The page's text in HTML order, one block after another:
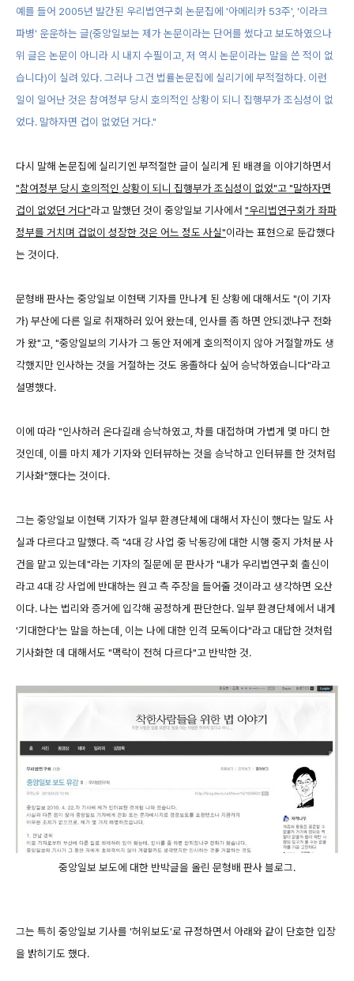
예를 들어 2005년 발간된 우리법연구회 논문집에 '아메리카 53주', '이라크
파병' 운운하는 글(중앙일보는 제가 논문이라는 단어를 썼다고 보도하였으나
위 글은 논문이 아니라 시 내지 수필이고, 저 역시 논문이라는 말을 쓴 적이 없
습니다)이 실려 있다. 그러나 그건 법률논문집에 실리기에 부적절하다. 이런
일이 일어난 것은 참여정부 당시 호의적인 상황이 되니 집행부가 조심성이 없
었다. 말하자면 겁이 없었던 거다."
다시 말해 논문집에 실리기엔 부적절한 글이 실리게 된 배경을 이야기하면서
"참여정부 당시 호의적인 상황이 되니 집행부가 조심성이 없었"고 "말하자면
겁이 없었던 거다"라고 말했던 것이 중앙일보 기사에서 "우리법연구회가 좌파
정부를 거치며 겁없이 성장한 것은 어느 정도 사실"이라는 표현으로 둔갑했다
는 것이다.
문형배 판사는 중앙일보 이현택 기자를 만나게 된 상황에 대해서도 "(이 기자
가) 부산에 다른 일로 취재하러 있어 왔는데, 인사를 좀 하면 안되겠냐구 전화
가 왔"고, "중앙일보의 기사가 그 동안 저에게 호의적이지 않아 거절할까도 생
각했지만 인사하는 것을 거절하는 것도 옹졸하다 싶어 승낙하였습니다"라고
설명했다.
이에 따라 "인사하러 온다길래 승낙하였고, 차를 대접하며 가볍게 몇 마디 한
것인데, 이를 마치 제가 기자와 인터뷰하는 것을 승낙하고 인터뷰를 한 것처럼
기사화"했다는 것이다.
그는 중앙일보 이현택 기자가 일부 환경단체에 대해서 자신이 했다는 말도 사
실과 다르다고 말했다. 즉 "4대 강 사업 중 낙동강에 대한 시행 중지 가처분 사
건을 맡고 있는데"라는 기자의 질문에 문 판사가 "내가 우리법연구회 출신이
라고 4대 강 사업에 반대하는 원고 측 주장을 들어줄 것이라고 생각하면 오산
이다. 나는 법리와 증거에 입각해 공정하게 판단한다. 일부 환경단체에서 내게
'기대한다'는 말을 하는데, 이는 나에 대한 인격 모독이다"라고 대답한 것처럼
기사화한 데 대해서도 "맥락이 전혀 다르다"고 반박한 것.
중앙일보 보도에 대한 반박글을 올린 문형배 판사 블로그.
그는 특히 중앙일보 기사를 '허위보도'로 규정하면서 아래와 같이 단호한 입장
을 밝히기도 했다.